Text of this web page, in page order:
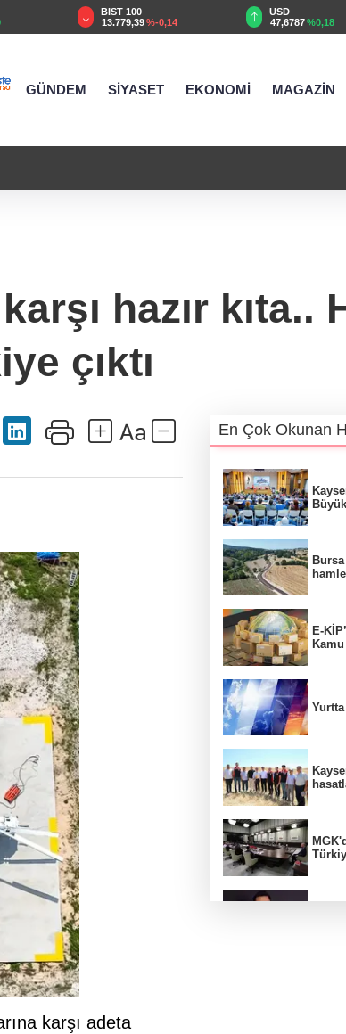
USD
47,6787%0,18
EUR
55,1254 %0,32
GÜNDEM SİYASET EKONOMİ MAGAZİN
hazır kıta..
çıktı
karşı adeta
En Çok Okunan
E-